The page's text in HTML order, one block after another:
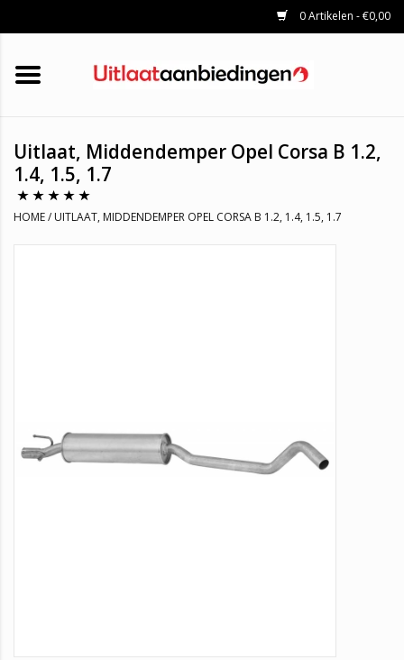
0 Artikelen - €0,00
HOME
KATALYSATOREN
UNIVERSELE UITLAATDELEN
MERKEN
Uitlaat, Middendemper Opel Corsa B 1.2,
1.4, 1.5, 1.7
HOME/ UITLAAT, MIDDENDEMPER OPEL CORSA B 1.2, 1.4, 1.5, 1.7